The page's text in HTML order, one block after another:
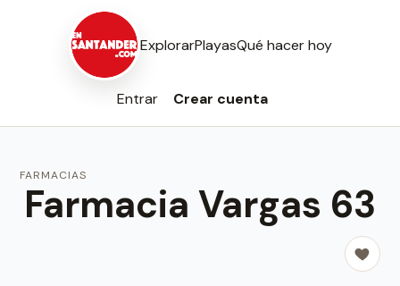
ExplorarPlayasQué hacer hoy
Entrar Crear cuenta
FARMACIAS
Farmacia Vargas 63